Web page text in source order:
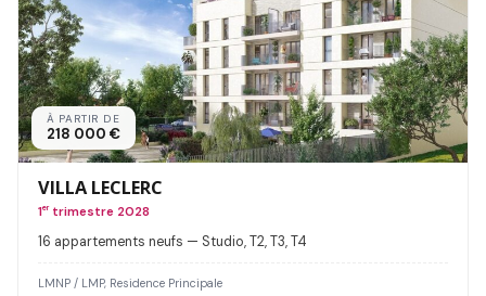
À PARTIR DE
218 000 €
VILLA LECLERC
1ertrimestre 2028
16 appartements neufs — Studio, T2, T3, T4
LMNP / LMP, Residence Principale